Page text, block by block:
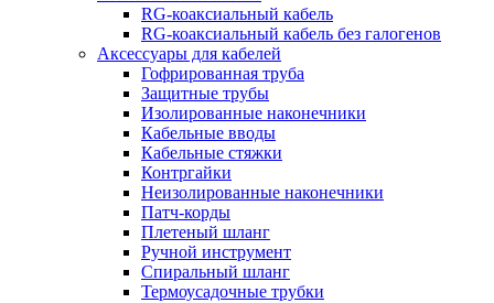
RG-коаксиальный кабель
RG-коаксиальный кабель без галогенов
Аксессуары для кабелей
Гофрированная труба
Защитные трубы
Изолированные наконечники
Кабельные вводы
Кабельные стяжки
Контргайки
Неизолированные наконечники
Патч-корды
Плетеный шланг
Ручной инструмент
Спиральный шланг
Термоусадочные трубки